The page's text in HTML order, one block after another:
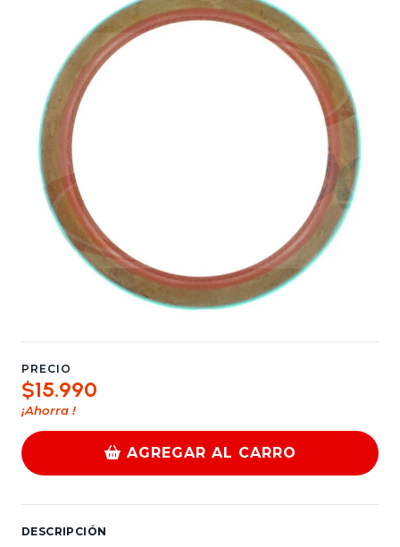
PRECIO
$15.990
¡Ahorra !
AGREGAR AL CARRO
DESCRIPCIÓN